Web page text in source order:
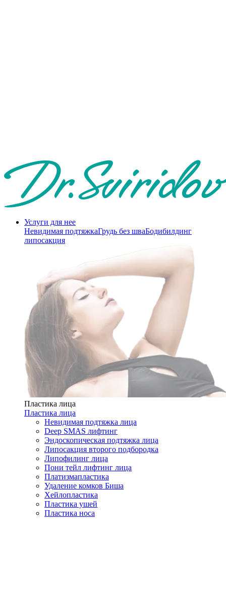
Услуги для нее
Невидимая подтяжкаГрудь без шваБодибилдинг
липосакция
Пластика лица
Пластика лица
Невидимая подтяжка лица
Deep SMAS лифтинг
Эндоскопическая подтяжка лица
Липосакция второго подбородка
Липофилинг лица
Пони тейл лифтинг лица
Платизмапластика
Удаление комков Биша
Хейлопластика
Пластика ушей
Пластика носа